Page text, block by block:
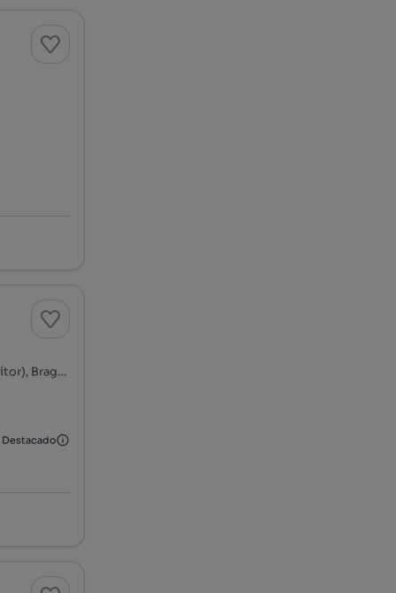
Rua Fernando de Oliveira Guimarães - São Victor, Braga (São Vítor), Braga, Braga
Destacado